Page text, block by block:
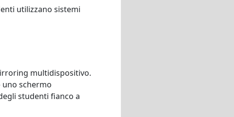
utilizzano sistemi
multidispositivo.
schermo
studenti fianco a